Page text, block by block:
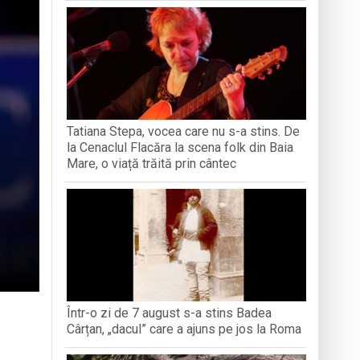
stres, iar una dezvoltă anxietate,
orașul dintr-o perspectivă diferită
propriul talisman „prinzător de vise”
Baia Mare, o viață trăită prin cântec
Tatiana Stepa, vocea care nu s-a stins. De
la Cenaclul Flacăra la scena folk din Baia
Mare, o viață trăită prin cântec
Într-o zi de 7 august s-a stins Badea
Cârțan, „dacul” care a ajuns pe jos la Roma